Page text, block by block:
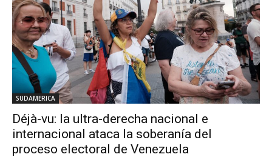
SUDAMERICA
Déjà-vu: la ultra-derecha nacional e
internacional ataca la soberanía del
proceso electoral de Venezuela